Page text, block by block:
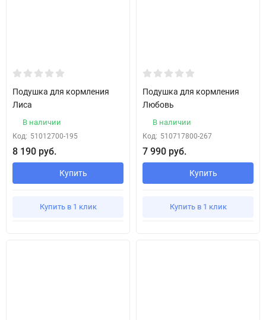
Подушка для кормления
Лиса
В наличии
Код: 51012700-195
8 190 руб.
Купить
Купить в 1 клик
Подушка для кормления
Любовь
В наличии
Код: 510717800-267
7 990 руб.
Купить
Купить в 1 клик